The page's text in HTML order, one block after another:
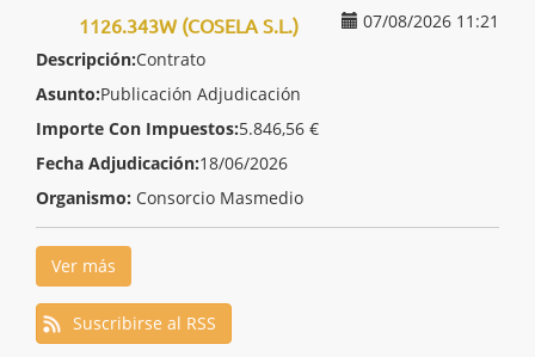
07/08/2026 11:21
1126.343W (COSELA S.L.)
Descripción:Contrato
Asunto:Publicación Adjudicación
Importe Con Impuestos:5.846,56 €
Fecha Adjudicación:18/06/2026
Organismo: Consorcio Masmedio
Ver más
Suscribirse al RSS